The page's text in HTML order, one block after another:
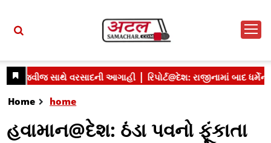
Home home
હવામાન@દેશ: ઠંડા પવનો ફૂંકાતા